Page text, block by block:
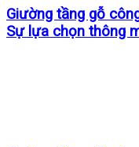
Giường tầng gỗ
Sự lựa chọn thông